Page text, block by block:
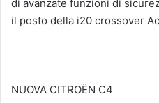
di avanzate funzioni di
il posto della i20 crossover
NUOVA CITROËN C4